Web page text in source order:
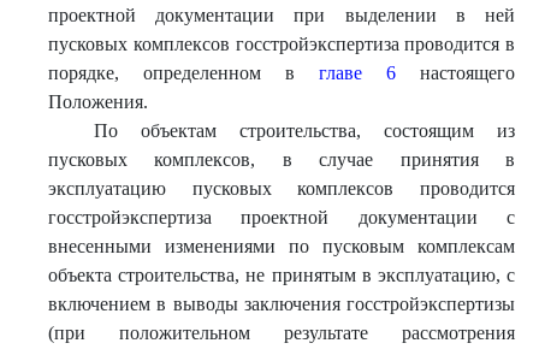
проектной документации при выделении в ней
пусковых комплексов госстройэкспертиза проводится в
порядке, определенном в главе 6 настоящего
Положения.
По объектам строительства, состоящим из
пусковых комплексов, в случае принятия в
эксплуатацию пусковых комплексов проводится
госстройэкспертиза проектной документации с
внесенными изменениями по пусковым комплексам
объекта строительства, не принятым в эксплуатацию, с
включением в выводы заключения госстройэкспертизы
(при положительном результате рассмотрения